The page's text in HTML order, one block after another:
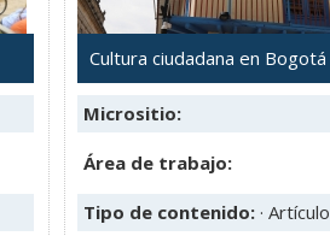
Cultura ciudadana en Bogotá
Micrositio:
Área de trabajo:
Tipo de contenido: · Artículo